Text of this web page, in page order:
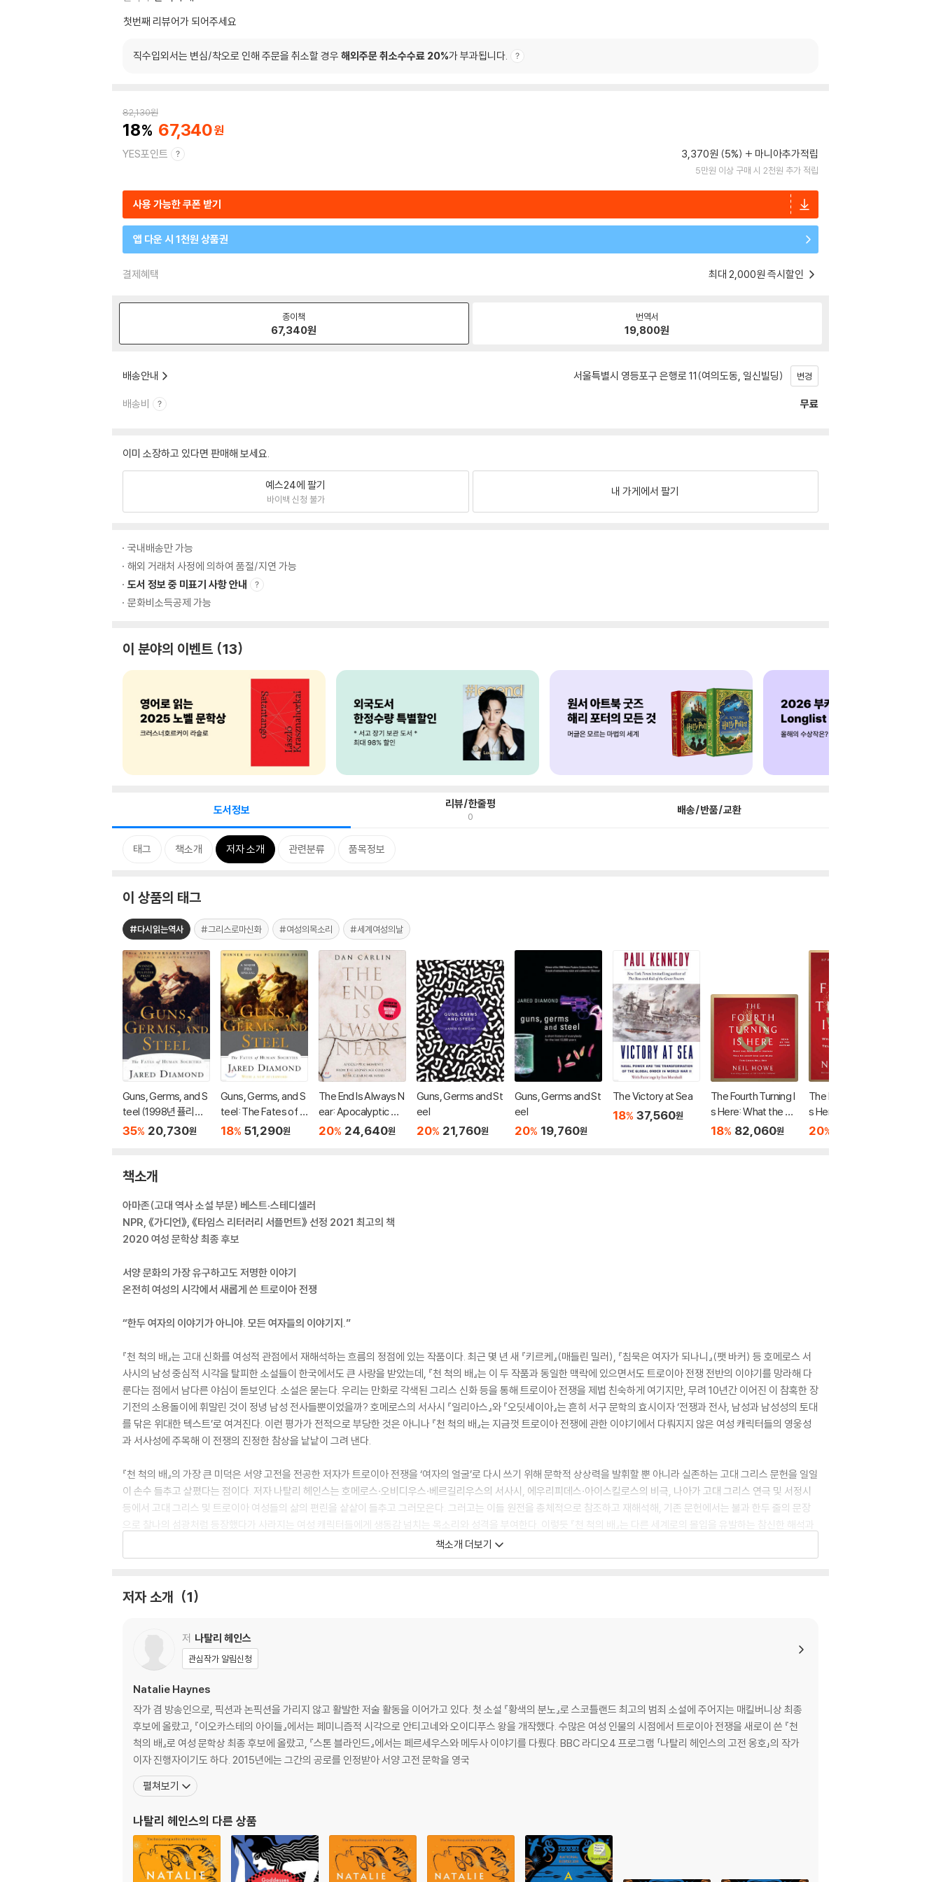
첫번째 리뷰어가 되어주세요
직수입외서는 변심/착오로 인해 주문을 취소할 경우 해외주문 취소수수료 20%가 부과됩니다.
82,130원
18 67,340
YES포인트 3,370원 (5%) 마니아추가적립
5만원 이상 구매 시 2천원 추가 적립
사용 가능한 쿠폰 받기
앱 다운 시 1천원 상품권
결제혜택 최대 2,000원 즉시할인
종이책
67,340원
번역서
19,800원
배송안내 서울특별시 영등포구 은행로 11(여의도동, 일신빌딩) 변경
배송비 무료
이미 소장하고 있다면 판매해 보세요.
예스24에 팔기
바이백 신청 불가
내 가게에서 팔기
국내배송만 가능
해외 거래처 사정에 의하여 품절/지연 가능
도서 정보 중 미표기 사항 안내
문화비소득공제 가능
이 분야의 이벤트 13
도서정보 리뷰/한줄평
0 배송/반품/교환
태그 책소개 저자 소개 관련분류 품목정보
이 상품의 태그
#다시읽는역사 #그리스로마신화 #여성의목소리 #세계여성의날
Guns, Germs, and S
teel (1998년 퓰리처
상 수상작 / 20주년 기
35% 20,730원
Guns, Germs, and S
teel: The Fates of H
uman Societies
18% 51,290원
The End Is Always N
ear: Apocalyptic Mo
ments from the Bro
20% 24,640원
Guns, Germs and St
eel
20% 21,760원
Guns, Germs and St
eel
20% 19,760원
The Victory at Sea
18% 37,560원
The Fourth Turning I
s Here: What the Se
asons of History Tel
18% 82,060원
The Fourth Turning I
s Here: What the Se
asons of History Tel
20%
책소개
아마존(고대 역사 소설 부문) 베스트·스테디셀러
NPR, 《가디언》, 《타임스 리터러리 서플먼트》 선정 2021 최고의 책
2020 여성 문학상 최종 후보
서양 문화의 가장 유구하고도 저명한 이야기
온전히 여성의 시각에서 새롭게 쓴 트로이아 전쟁
“한두 여자의 이야기가 아니야. 모든 여자들의 이야기지.”
『천 척의 배』는 고대 신화를 여성적 관점에서 재해석하는 흐름의 정점에 있는 작품이다. 최근 몇 년 새 『키르케』(매들린 밀러), 『침묵은 여자가 되나니』(팻 바커) 등 호메로스 서
사시의 남성 중심적 시각을 탈피한 소설들이 한국에서도 큰 사랑을 받았는데, 『천 척의 배』는 이 두 작품과 동일한 맥락에 있으면서도 트로이아 전쟁 전반의 이야기를 망라해 다
룬다는 점에서 남다른 야심이 돋보인다. 소설은 묻는다. 우리는 만화로 각색된 그리스 신화 등을 통해 트로이아 전쟁을 제법 친숙하게 여기지만, 무려 10년간 이어진 이 참혹한 장
기전의 소용돌이에 휘말린 것이 정녕 남성 전사들뿐이었을까? 호메로스의 서사시 『일리아스』와 『오딧세이아』는 흔히 서구 문학의 효시이자 ‘전쟁과 전사, 남성과 남성성의 토대
를 닦은 위대한 텍스트’로 여겨진다. 이런 평가가 전적으로 부당한 것은 아니나 『천 척의 배』는 지금껏 트로이아 전쟁에 관한 이야기에서 다뤄지지 않은 여성 캐릭터들의 영웅성
과 서사성에 주목해 이 전쟁의 진정한 참상을 낱낱이 그려 낸다.
『천 척의 배』의 가장 큰 미덕은 서양 고전을 전공한 저자가 트로이아 전쟁을 ‘여자의 얼굴’로 다시 쓰기 위해 문학적 상상력을 발휘할 뿐 아니라 실존하는 고대 그리스 문헌을 일일
이 손수 들추고 살폈다는 점이다. 저자 나탈리 헤인스는 호메로스·오비디우스·베르길리우스의 서사시, 에우리피데스·아이스킬로스의 비극, 나아가 고대 그리스 연극 및 서정시
등에서 고대 그리스 및 트로이아 여성들의 삶의 편린을 샅샅이 들추고 그러모은다. 그러고는 이들 원전을 총체적으로 참조하고 재해석해, 기존 문헌에서는 불과 한두 줄의 문장
으로 찰나의 섬광처럼 등장했다가 사라지는 여성 캐릭터들에게 생동감 넘치는 목소리와 성격을 부여한다. 이렇듯 『천 척의 배』는 다른 세계로의 몰입을 유발하는 참신한 해석과
흥미로운 전개를 통해 그리스 신화에 익숙한 독자와 낯선 독자 모두를 열정적으로 매혹한다.
Shortlisted for the Women’s Prize for Fiction, a gorgeous retelling of the Trojan War from the perspectives of the many women involved i
This is the women’s war, just as much as it is the men’s. They have waited long enough for their turn . . .
This was never the story of one woman, or two. It was the story of them all . . .
In the middle of the night, a woman wakes to find her beloved city engulfed in flames. Ten seemingly endless years of conflict between the Greeks
and the Trojans are over. Troy has fallen.
From the Trojan women whose fates now lie in the hands of the Greeks, to the Amazon princess who fought Achilles on their behalf, to Penelope a
waiting the return of Odysseus, to the three goddesses whose feud started it all, these are the stories of the women whose lives, loves, and rivalri
es were forever altered by this long and tragic war.
책소개 더보기
저자 소개 1
저 나탈리 헤인스
관심작가 알림신청
Natalie Haynes
작가 겸 방송인으로, 픽션과 논픽션을 가리지 않고 활발한 저술 활동을 이어가고 있다. 첫 소설 『황색의 분노』로 스코틀랜드 최고의 범죄 소설에 주어지는 매킬버니상 최종
후보에 올랐고, 『이오카스테의 아이들』에서는 페미니즘적 시각으로 안티고네와 오이디푸스 왕을 개작했다. 수많은 여성 인물의 시점에서 트로이아 전쟁을 새로이 쓴 『천
척의 배』로 여성 문학상 최종 후보에 올랐고, 『스톤 블라인드』에서는 페르세우스와 메두사 이야기를 다뤘다. BBC 라디오4 프로그램 「나탈리 헤인스의 고전 옹호」의 작가
이자 진행자이기도 하다. 2015년에는 그간의 공로를 인정받아 서양 고전 문학을 영국
펼쳐보기
나탈리 헤인스의 다른 상품